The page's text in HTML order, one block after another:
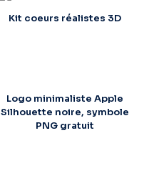
Kit coeurs réalistes 3D
Logo minimaliste Apple
Silhouette noire, symbole
PNG gratuit